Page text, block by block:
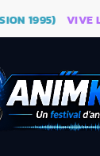
VIVE LE